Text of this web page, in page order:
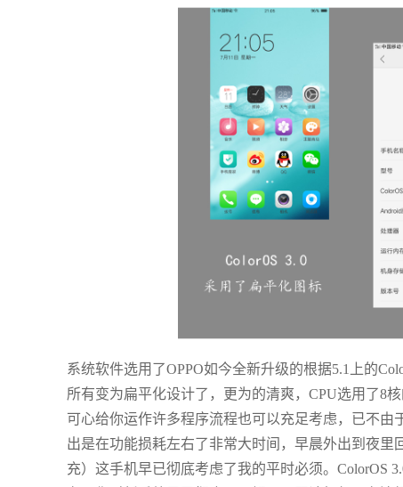
系统软件选用了OPPO如今全新升级的根据5.1上的
所有变为扁平化设计了，更为的清爽，CPU选用了8
可心给你运作许多程序流程也可以充足考虑，已不由
出是在功能损耗左右了非常大时间，早晨外出到夜里
充）这手机早已彻底考虑了我的平时必须。ColorOS